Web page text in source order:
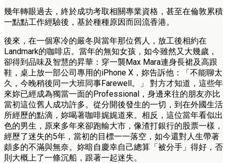
幾年轉眼過去，終於成功考取相關專業資格，甚至在倫敦累積
一點點工作經驗後，基於種種原因而回流香港。
後來，在一個寒冷的嚴冬與當年那位舊人，放工後相約在
Landmark的咖啡店。當年的無知女孩，如今雖然又大幾歲，
卻得到品味及智慧的昇華：穿一襲Max Mara連身長裙及高跟
鞋，桌上放一部公司專用的iPhone X，妳告訴他：「不能聊太
久，今晚稍後同一大班同事Farewell。」 對方才知道，這些年
來妳已經成為獨當一面的Professional，身邊來往的朋友亦比
當初這位舊人成功許多。從分開後發生的一切，到在外國生活
所經歷的點滴，妳喝著咖啡娓娓道來。相反，這位當年看似出
色的男生，原來多年來卻跑輸大市，像渣打銀行的股票一樣，
經歷了迷失的5年，當初的目標一一落空，如今還對人生帶著
頗多的不滿與無奈。妳暗自慶幸自己總算「被分手」得好，否
則大概上了一條沉船，跟著一起迷失。